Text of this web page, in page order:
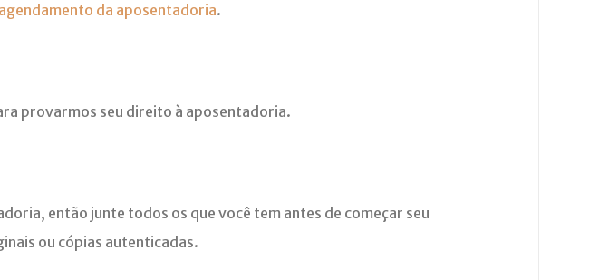
agendamento da aposentadoria.
provarmos seu direito à aposentadoria.
então junte todos os que você tem antes de começar seu
ou cópias autenticadas.